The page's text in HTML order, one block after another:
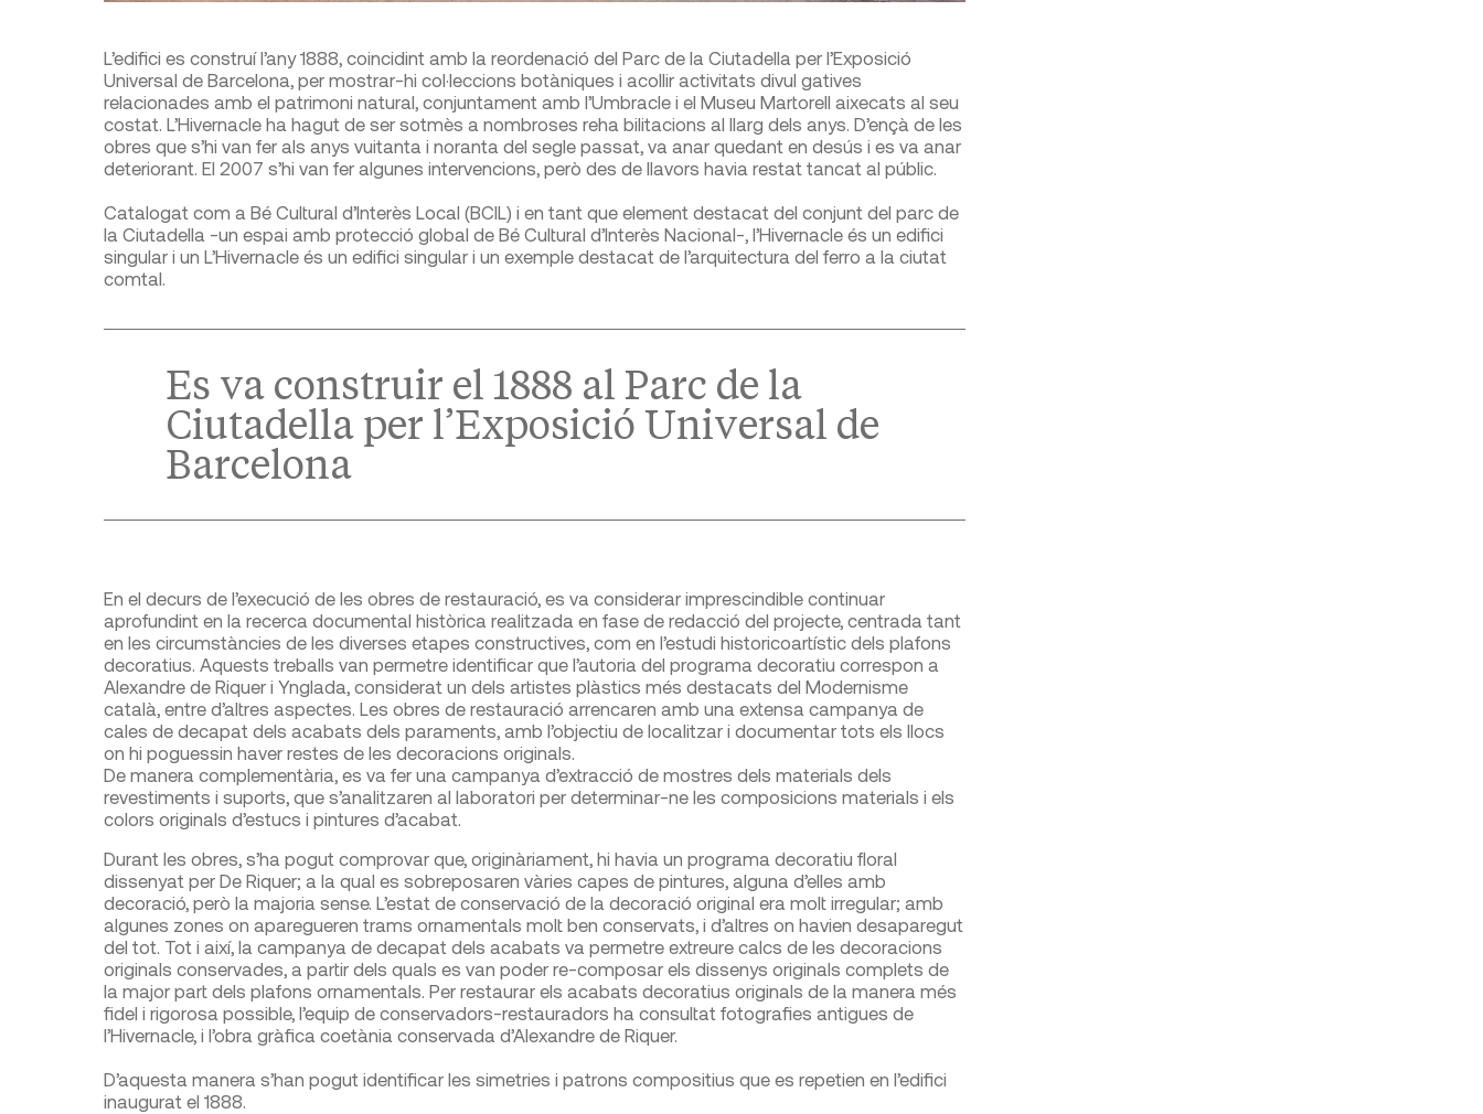
L’edifici es construí l’any 1888, coincidint amb la reordenació del Parc de la Ciutadella per l’Exposició
Universal de Barcelona, per mostrar-hi col·leccions botàniques i acollir activitats divul gatives
relacionades amb el patrimoni natural, conjuntament amb l’Umbracle i el Museu Martorell aixecats al seu
costat. L’Hivernacle ha hagut de ser sotmès a nombroses reha bilitacions al llarg dels anys. D’ençà de les
obres que s’hi van fer als anys vuitanta i noranta del segle passat, va anar quedant en desús i es va anar
deteriorant. El 2007 s’hi van fer algunes intervencions, però des de llavors havia restat tancat al públic.
Catalogat com a Bé Cultural d’Interès Local (BCIL) i en tant que element destacat del conjunt del parc de
la Ciutadella -un espai amb protecció global de Bé Cultural d’Interès Nacional-, l’Hivernacle és un edifici
singular i un L’Hivernacle és un edifici singular i un exemple destacat de l’arquitectura del ferro a la ciutat
comtal.
Es va construir el 1888 al Parc de la
Ciutadella per l’Exposició Universal de
Barcelona
En el decurs de l’execució de les obres de restauració, es va considerar imprescindible continuar
aprofundint en la recerca documental històrica realitzada en fase de redacció del projecte, centrada tant
en les circumstàncies de les diverses etapes constructives, com en l’estudi historicoartístic dels plafons
decoratius. Aquests treballs van permetre identificar que l’autoria del programa decoratiu correspon a
Alexandre de Riquer i Ynglada, considerat un dels artistes plàstics més destacats del Modernisme
català, entre d’altres aspectes. Les obres de restauració arrencaren amb una extensa campanya de
cales de decapat dels acabats dels paraments, amb l’objectiu de localitzar i documentar tots els llocs
on hi poguessin haver restes de les decoracions originals.
De manera complementària, es va fer una campanya d’extracció de mostres dels materials dels
revestiments i suports, que s’analitzaren al laboratori per determinar-ne les composicions materials i els
colors originals d’estucs i pintures d’acabat.
Durant les obres, s’ha pogut comprovar que, originàriament, hi havia un programa decoratiu floral
dissenyat per De Riquer; a la qual es sobreposaren vàries capes de pintures, alguna d’elles amb
decoració, però la majoria sense. L’estat de conservació de la decoració original era molt irregular; amb
algunes zones on aparegueren trams ornamentals molt ben conservats, i d’altres on havien desaparegut
del tot. Tot i així, la campanya de decapat dels acabats va permetre extreure calcs de les decoracions
originals conservades, a partir dels quals es van poder re-composar els dissenys originals complets de
la major part dels plafons ornamentals. Per restaurar els acabats decoratius originals de la manera més
fidel i rigorosa possible, l’equip de conservadors-restauradors ha consultat fotografies antigues de
l’Hivernacle, i l’obra gràfica coetània conservada d’Alexandre de Riquer.
D’aquesta manera s’han pogut identificar les simetries i patrons compositius que es repetien en l’edifici
inaugurat el 1888.